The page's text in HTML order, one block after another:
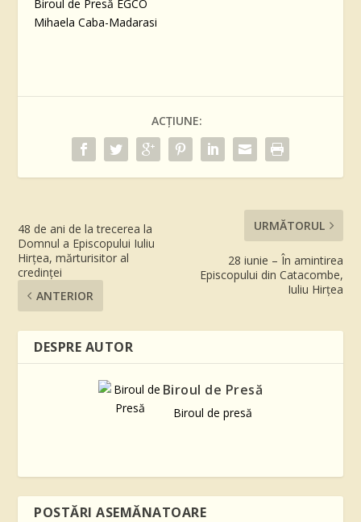
Biroul de Presă EGCO
Mihaela Caba-Madarasi
ACȚIUNE:
48 de ani de la trecerea la
Domnul a Episcopului Iuliu
Hirțea, mărturisitor al
credinței
ANTERIOR
URMĂTORUL
28 iunie – În amintirea
Episcopului din Catacombe,
Iuliu Hirțea
DESPRE AUTOR
Biroul de Presă
Biroul de presă
POSTĂRI ASEMĂNATOARE